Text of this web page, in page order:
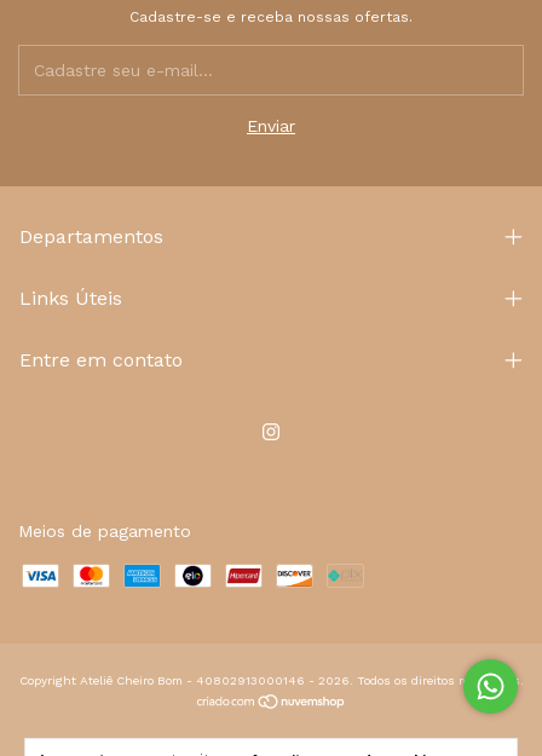
Cadastre-se e receba nossas ofertas.
Departamentos
Links Úteis
Entre em contato
Meios de pagamento
Copyright Ateliê Cheiro Bom - 40802913000146 - 2026. Todos os direitos reservados.